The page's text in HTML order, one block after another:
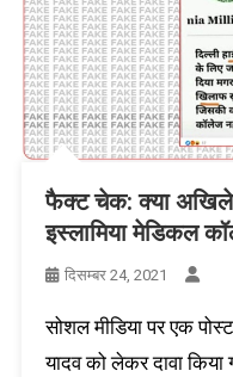
फैक्ट चेक: क्या अखिलेश
इस्लामिया मेडिकल
दिसम्बर 24, 2021
सोशल मीडिया पर एक
यादव को लेकर दावा किया